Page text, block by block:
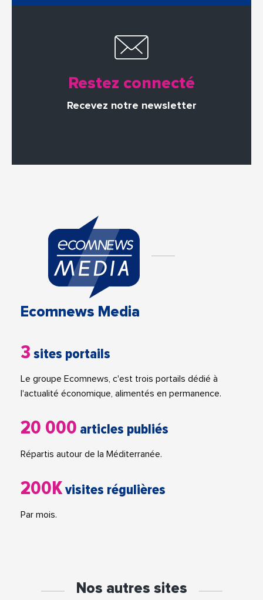
Restez connecté
Recevez notre newsletter
Ecomnews Media
3 sites portails
Le groupe Ecomnews, c'est trois portails dédié à
l'actualité économique, alimentés en permanence.
20 000 articles publiés
Répartis autour de la Méditerranée.
200Kvisites régulières
Par mois.
Nos autres sites